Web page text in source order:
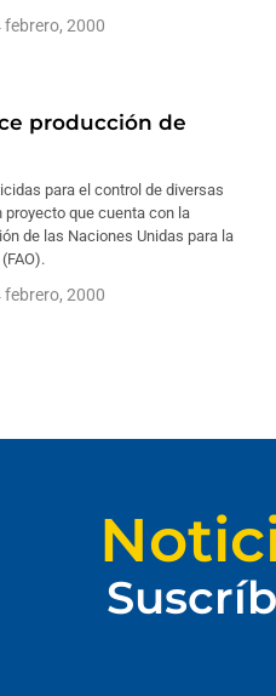
febrero, 2000
producción de
para el control de diversas
que cuenta con la
de las Naciones Unidas para la
febrero, 2000